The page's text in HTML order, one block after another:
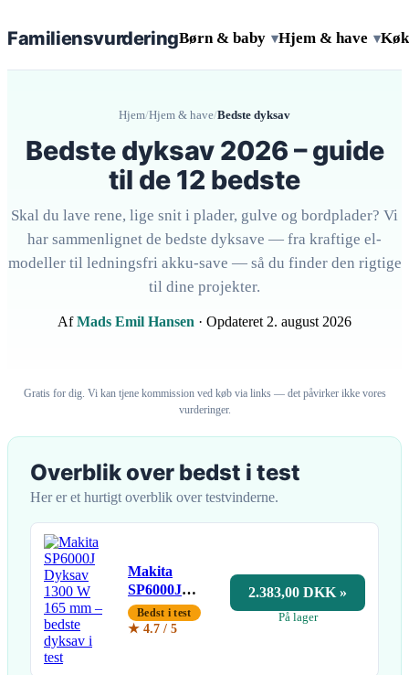
FamiliensvurderingBørn & baby ▾Hjem & have ▾
Hjem/Hjem & have/Bedste dyksav
Bedste dyksav 2026 – guide
til de 12 bedste
Skal du lave rene, lige snit i plader, gulve og bordplader? Vi
har sammenlignet de bedste dyksave — fra kraftige el-
modeller til ledningsfri akku-save — så du finder den rigtige
til dine projekter.
AfMads Emil Hansen · Opdateret 2. august 2026
Gratis for dig. Vi kan tjene kommission ved køb via links — det påvirker ikke vores
vurderinger.
Overblik over bedst i test
Her er et hurtigt overblik over testvinderne.
Makita
SP6000J
Dyksav 1300
W 165 mm
Bedst i test
★ 4.7 / 5
2.383,00 DKK »
På lager